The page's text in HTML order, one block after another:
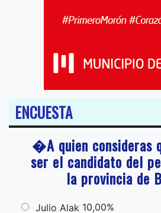
ENCUESTA
�A quien consideras
ser el candidato del
la provincia de
Julio Alak 10,00%